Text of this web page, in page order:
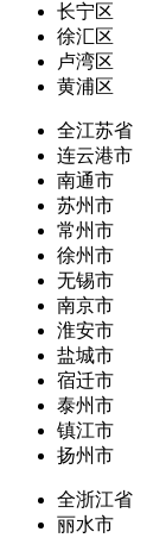
长宁区
徐汇区
卢湾区
黄浦区
全江苏省
连云港市
南通市
苏州市
常州市
徐州市
无锡市
南京市
淮安市
盐城市
宿迁市
泰州市
镇江市
扬州市
全浙江省
丽水市